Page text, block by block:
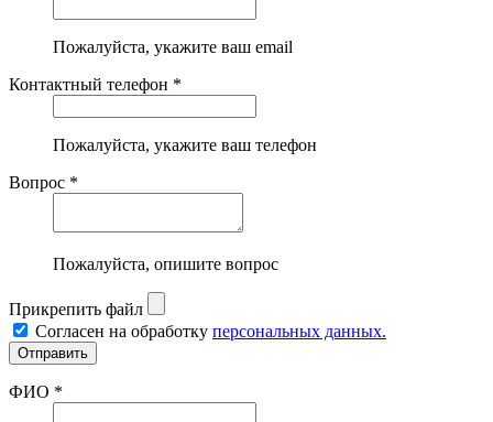
Пожалуйста, укажите ваш email
Контактный телефон *
Пожалуйста, укажите ваш телефон
Вопрос *
Пожалуйста, опишите вопрос
Прикрепить файл
Согласен на обработку персональных данных.
ФИО *